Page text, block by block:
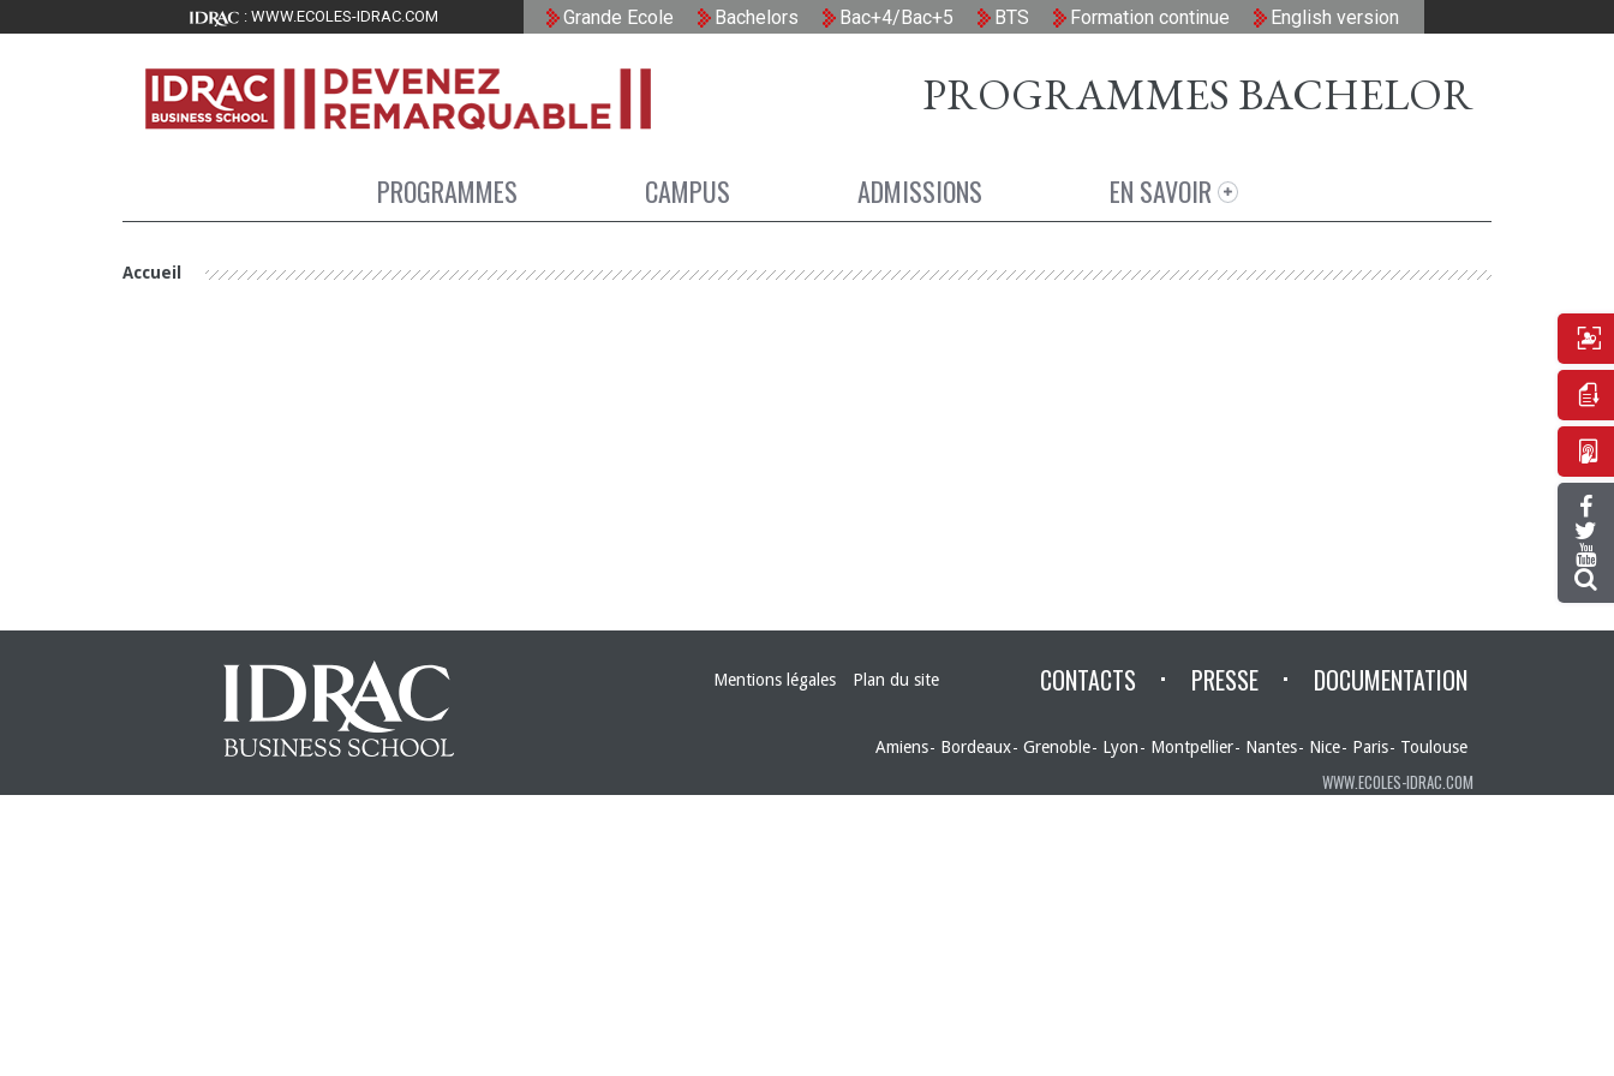
PROGRAMMES BACHELOR
PROGRAMMES CAMPUS ADMISSIONS EN SAVOIR
Accueil
Mentions légales Plan du site CONTACTS PRESSE DOCUMENTATION
Amiens Bordeaux Grenoble Lyon Montpellier Nantes Nice Paris Toulouse
WWW.ECOLES-IDRAC.COM